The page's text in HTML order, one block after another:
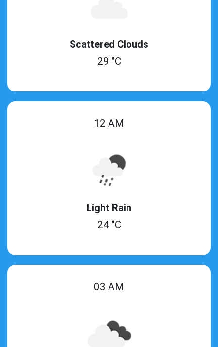
Scattered Clouds
29 °C
12 AM
Light Rain
24 °C
03 AM